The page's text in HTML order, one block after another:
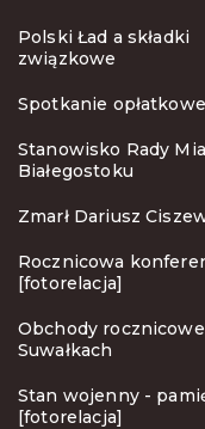
Polski Ład a składki
związkowe
Spotkanie
Stanowisko Rady
Białegostoku
Zmarł Dariusz
Rocznicowa
[fotorelacja]
Obchody
Suwałkach
Stan wojenny -
[fotorelacja]